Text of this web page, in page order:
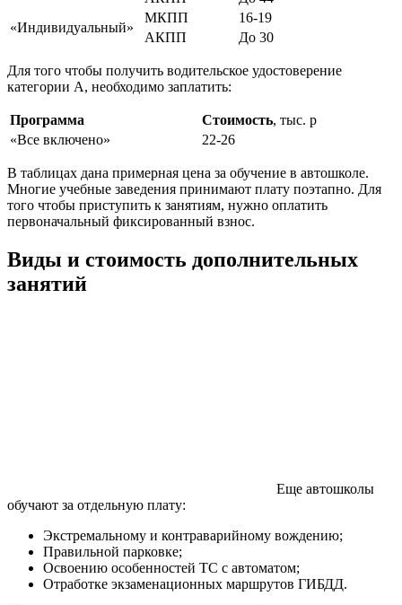
«Индивидуальный»
МКПП
16-19
АКПП
До 30
Для того чтобы получить водительское удостоверение
категории А, необходимо заплатить:
Программа Стоимость, тыс. р
«Все включено»
22-26
В таблицах дана примерная цена за обучение в автошколе.
Многие учебные заведения принимают плату поэтапно. Для
того чтобы приступить к занятиям, нужно оплатить
первоначальный фиксированный взнос.
Виды и стоимость дополнительных
занятий
Еще автошколы
обучают за отдельную плату:
Экстремальному и контраварийному вождению;
Правильной парковке;
Освоению особенностей ТС с автоматом;
Отработке экзаменационных маршрутов ГИБДД.